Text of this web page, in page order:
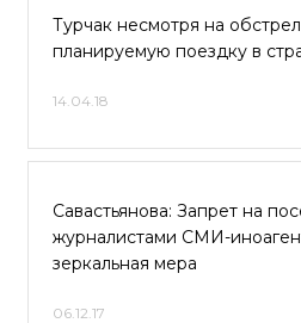
Турчак несмотря на
планируемую поездку в
14.04.18
Савастьянова: Запрет на
журналистами СМИ-
зеркальная мера
06.12.17